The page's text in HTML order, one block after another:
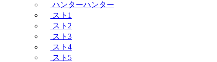
ハンターハンター
スト1
スト2
スト3
スト4
スト5